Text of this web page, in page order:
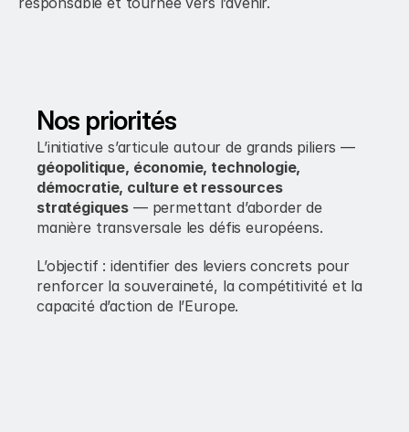
Nos priorités
géopolitique, économie, technologie,
démocratie, culture et ressources
stratégiques — permettant d’aborder de
manière transversale les défis européens.
L’objectif : identifier des leviers concrets pour
renforcer la souveraineté, la compétitivité et la
capacité d’action de l’Europe.